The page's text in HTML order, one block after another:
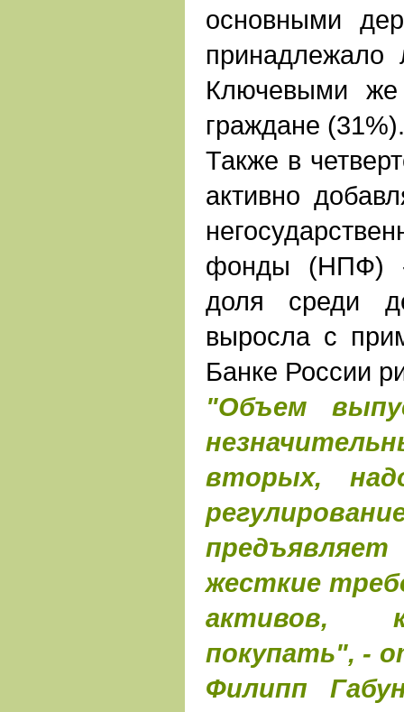
основными
принадлежало
Ключевыми же
граждане (31%).
Также в
активно
фонды (НПФ)
доля среди
выросла с
Банке России
"Объем
вторых,
жесткие
активов,
покупать", -
Филипп